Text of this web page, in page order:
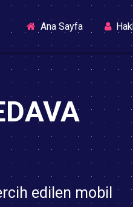
Ana Sayfa(current)
edilen mobil